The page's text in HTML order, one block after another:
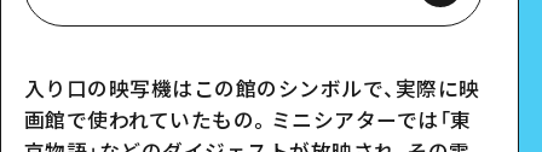
Google Maps
入り口の映写機はこの館のシンボルで、実際に映
画館で使われていたもの。ミニシアターでは「東